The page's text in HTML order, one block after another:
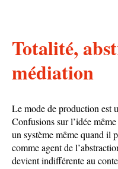
Totalité,
médiation
Le mode de production est
Confusions sur l’idée
un système même quand il
comme agent de
devient indifférente au